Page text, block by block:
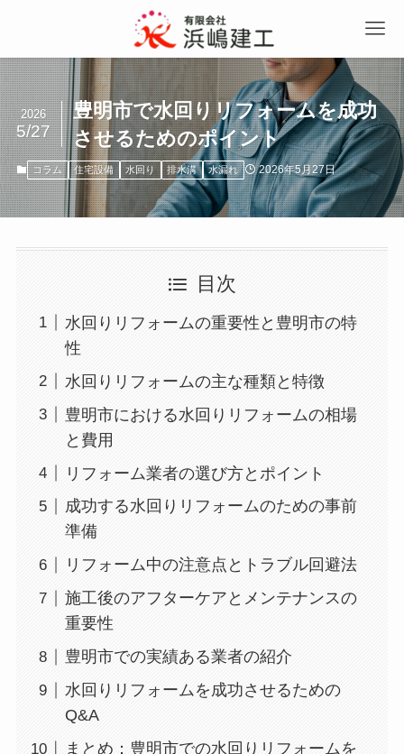
豊明市で水回りリフォームを成功
させるためのポイント
2026
5/27
コラム 住宅設備 水回り 排水溝 水漏れ 2026年5月27日
目次
水回りリフォームの重要性と豊明市の特
性
水回りリフォームの主な種類と特徴
豊明市における水回りリフォームの相場
と費用
リフォーム業者の選び方とポイント
成功する水回りリフォームのための事前
準備
リフォーム中の注意点とトラブル回避法
施工後のアフターケアとメンテナンスの
重要性
豊明市での実績ある業者の紹介
水回りリフォームを成功させるための
Q&A
まとめ：豊明市での水回りリフォームを